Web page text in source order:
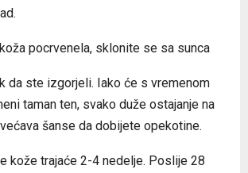
pocrvenela, sklonite se sa sunca
da ste izgorjeli. Iako će s vremenom
taman ten, svako duže ostajanje na
šanse da dobijete opekotine.
kože trajaće 2-4 nedelje. Poslije 28